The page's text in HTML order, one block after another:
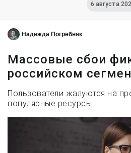
6 августа
Надежда Погребняк
Массовые сбои
российском
Пользователи жалуются на
популярные ресурсы